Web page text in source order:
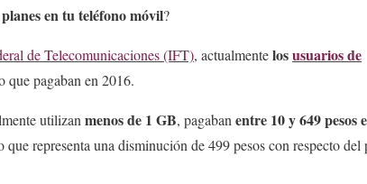
en tu teléfono móvil?
de Telecomunicaciones (IFT), actualmentelosusuarios de
que pagaban en 2016.
utilizan menos de 1 GB, pagaban entre 10 y 649 pesos
que representa una disminución de 499 pesos con respecto del